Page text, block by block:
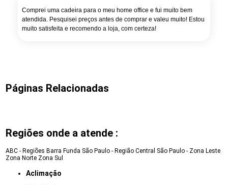
Comprei uma cadeira para o meu home office e fui muito bem
atendida. Pesquisei preços antes de comprar e valeu muito! Estou
muito satisfeita e recomendo a loja, com certeza!
Páginas Relacionadas
Regiões onde a atende :
ABC - Regiões Barra Funda São Paulo - Região Central São Paulo - Zona Leste
Zona Norte Zona Sul
Aclimação